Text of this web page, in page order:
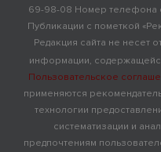
69-98-08 Номер телефона
Публикации с пометкой
Редакция сайта не несет
информации,
Пользовательское
применяются
технологии
систематизации и
предпочтениям